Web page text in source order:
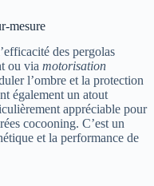
mesure
des pergolas
ou via motorisation
l’ombre et la protection
également un atout
appréciable pour
cocooning. C’est un
et la performance de